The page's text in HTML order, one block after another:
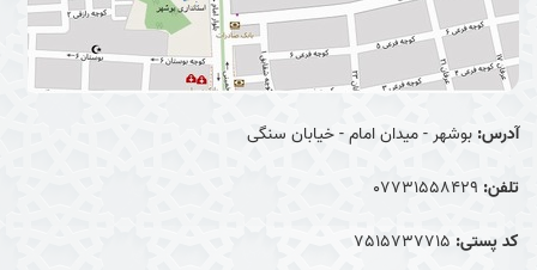
آدرس: بوشهر - میدان امام - خیابان سنگی
تلفن: 07731558429
کد پستی: 7515737715